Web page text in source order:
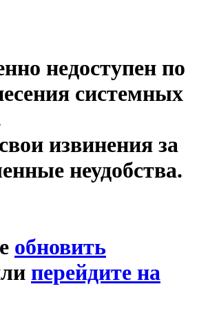
недоступен по
системных
извинения за
неудобства.
обновить
перейдите на